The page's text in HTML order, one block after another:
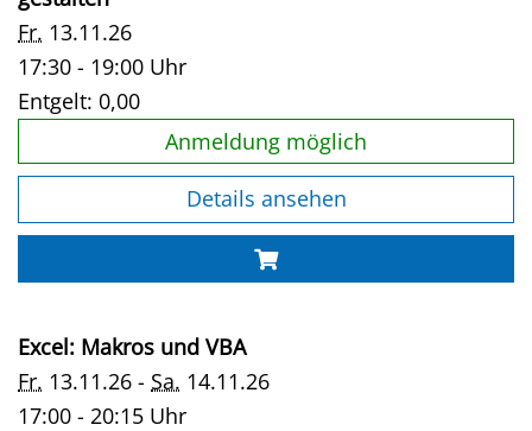
Fr. 13.11.26
17:30 - 19:00 Uhr
Entgelt: 0,00
Anmeldung möglich
Details ansehen
Excel: Makros und VBA
Fr. 13.11.26 - Sa. 14.11.26
17:00 - 20:15 Uhr